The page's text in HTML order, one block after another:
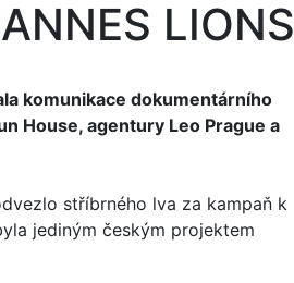
LIONS
komunikace dokumentárního
House, agentury Leo Prague a
stříbrného lva za kampaň k
jediným českým projektem